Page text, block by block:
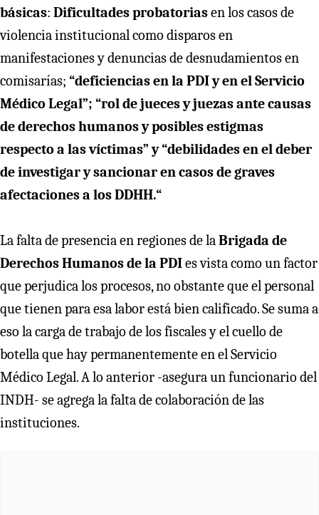
básicas: Dificultades probatoriasen los casos de
violencia institucional como disparos en
manifestaciones y denuncias de desnudamientos en
comisarías; “deficiencias en la PDI y en el Servicio
Médico Legal”; “rol de jueces y juezas ante causas
de derechos humanos y posibles estigmas
respecto a las víctimas” y “debilidades en el deber
de investigar y sancionar en casos de graves
afectaciones a los DDHH.“
La falta de presencia en regiones de laBrigada de
Derechos Humanos de la PDIes vista como un factor
que perjudica los procesos, no obstante que el personal
que tienen para esa labor está bien calificado. Se suma a
eso la carga de trabajo de los fiscales y el cuello de
botella que hay permanentemente en el Servicio
Médico Legal. A lo anterior -asegura un funcionario del
INDH- se agrega la falta de colaboración de las
instituciones.